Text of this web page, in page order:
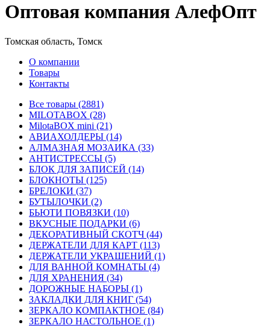
Оптовая компания АлефОпт
Томская область, Томск
О компании
Товары
Контакты
Все товары (2881)
MILOTABOX (28)
MilotaBOX mini (21)
АВИАХОЛДЕРЫ (14)
АЛМАЗНАЯ МОЗАИКА (33)
АНТИСТРЕССЫ (5)
БЛОК ДЛЯ ЗАПИСЕЙ (14)
БЛОКНОТЫ (125)
БРЕЛОКИ (37)
БУТЫЛОЧКИ (2)
БЬЮТИ ПОВЯЗКИ (10)
ВКУСНЫЕ ПОДАРКИ (6)
ДЕКОРАТИВНЫЙ СКОТЧ (44)
ДЕРЖАТЕЛИ ДЛЯ КАРТ (113)
ДЕРЖАТЕЛИ УКРАШЕНИЙ (1)
ДЛЯ ВАННОЙ КОМНАТЫ (4)
ДЛЯ ХРАНЕНИЯ (34)
ДОРОЖНЫЕ НАБОРЫ (1)
ЗАКЛАДКИ ДЛЯ КНИГ (54)
ЗЕРКАЛО КОМПАКТНОЕ (84)
ЗЕРКАЛО НАСТОЛЬНОЕ (1)